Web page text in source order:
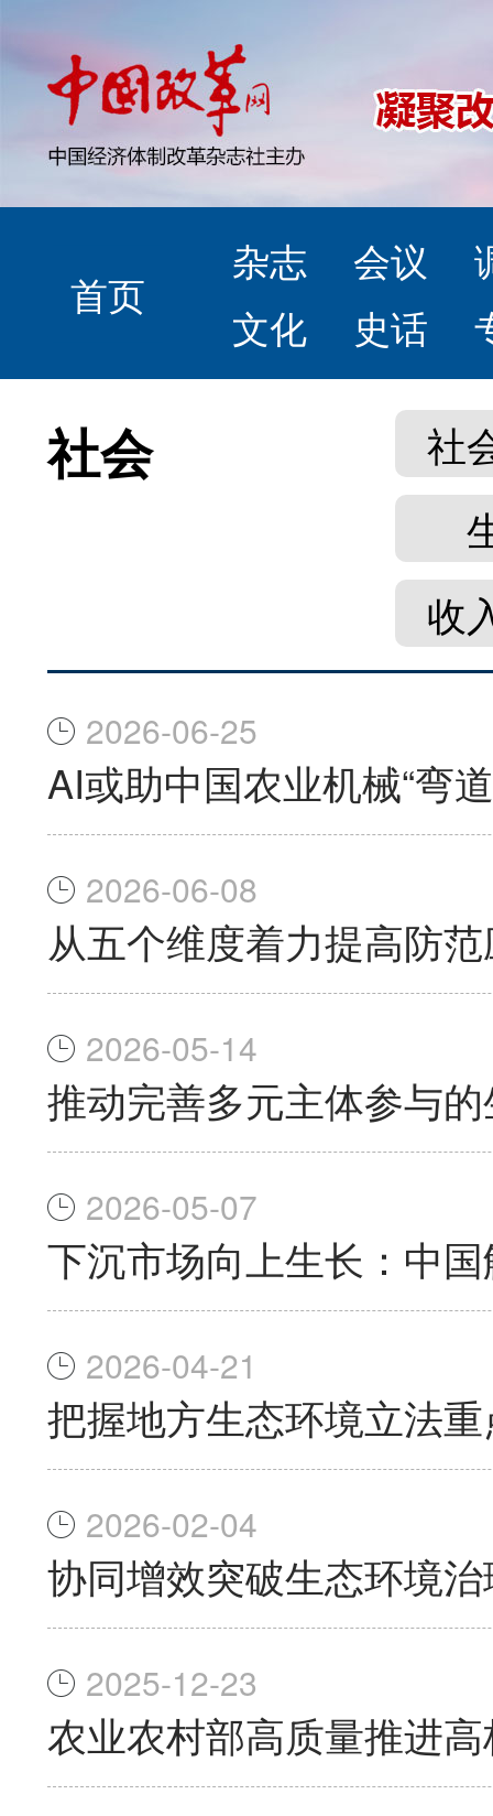
首页
杂志 会议
文化
史话
社会
社
收
2026-06-25
AI或助中国农业机械“弯
2026-06-08
从五个维度着力提高防
2026-05-14
推动完善多元主体参与
2026-05-07
下沉市场向上生长：中
2026-04-21
把握地方生态环境立法
2026-02-04
协同增效突破生态环境
2025-12-23
农业农村部高质量推进